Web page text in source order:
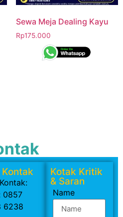
Sewa Meja Dealing Kayu
Rp175.000
0857
6238
Kotak Kritik
& Saran
Name